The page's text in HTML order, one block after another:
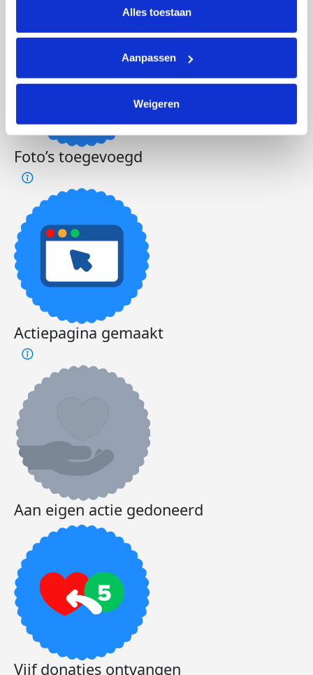
lijst met cookies is te vinden in het tabblad “details”.
Alles toestaan
Aanpassen
Weigeren
Foto’s toegevoegd
Actiepagina gemaakt
Aan eigen actie gedoneerd
Vijf donaties ontvangen